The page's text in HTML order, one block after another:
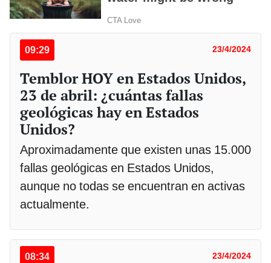
09:29 23/4/2024
Temblor HOY en Estados Unidos,
23 de abril: ¿cuántas fallas
geológicas hay en Estados
Unidos?
Aproximadamente que existen unas 15.000
fallas geológicas en Estados Unidos,
aunque no todas se encuentran en activas
actualmente.
08:34 23/4/2024